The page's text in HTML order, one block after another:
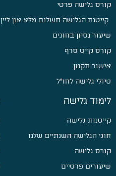
קורס גלישה פרטי
קייטנת הגלישה תשלום מלא און ליין
שיעור נסיון בחוגים
קורס קייט סרף
אישור תקנון
טיולי גלישה לחו״ל
לימוד גלישה
קייטנות גלישה
חוגי הגלישה השנתיים שלנו
קורס גלישה
שיעורים פרטיים